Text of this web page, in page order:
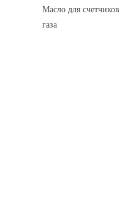
Масло для счетчиков
газа